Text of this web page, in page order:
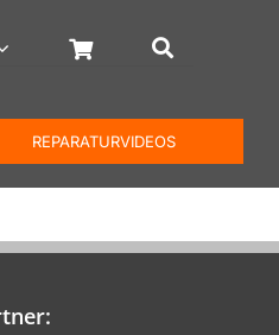
REPARATURVIDEOS